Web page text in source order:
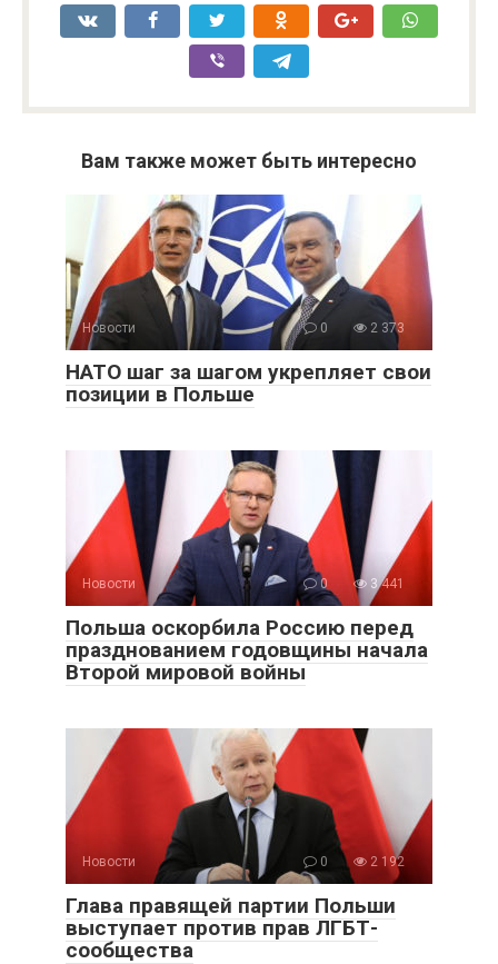
Вам также может быть интересно
Новости 0 2 373
НАТО шаг за шагом укрепляет свои
позиции в Польше
Новости 0 3 441
Польша оскорбила Россию перед
празднованием годовщины начала
Второй мировой войны
Новости 0 2 192
Глава правящей партии Польши
выступает против прав ЛГБТ-
сообщества